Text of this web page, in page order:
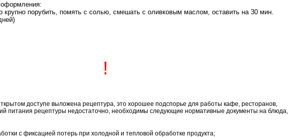
оформления:
крупно порубить, помять с солью, смешать с оливковым маслом, оставить на 30 мин.
!
доступе выложена рецептура, это хорошее подспорье для работы кафе, ресторанов,
питания рецептуры недостаточно, необходимы следующие нормативные документы на блюда,
с фиксацией потерь при холодной и тепловой обработке продукта;